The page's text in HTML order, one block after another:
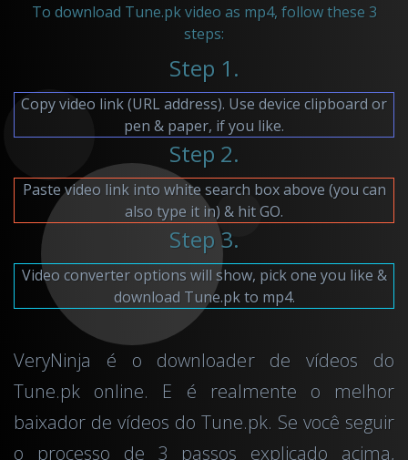
To download Tune.pk video as mp4, follow these 3
steps:
Step 1.
Copy video link (URL address). Use device clipboard or
pen & paper, if you like.
Step 2.
Paste video link into white search box above (you can
also type it in) & hit GO.
Step 3.
Video converter options will show, pick one you like &
download Tune.pk to mp4.
VeryNinja é o downloader de vídeos do
Tune.pk online. E é realmente o melhor
baixador de vídeos do Tune.pk. Se você seguir
o processo de 3 passos explicado acima,